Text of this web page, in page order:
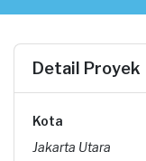
Detail Proyek
Kota
Jakarta Utara